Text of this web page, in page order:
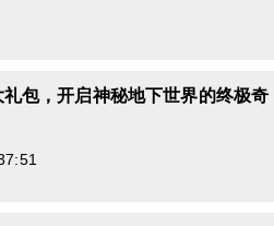
礼包，开启神秘地下世界的终极奇